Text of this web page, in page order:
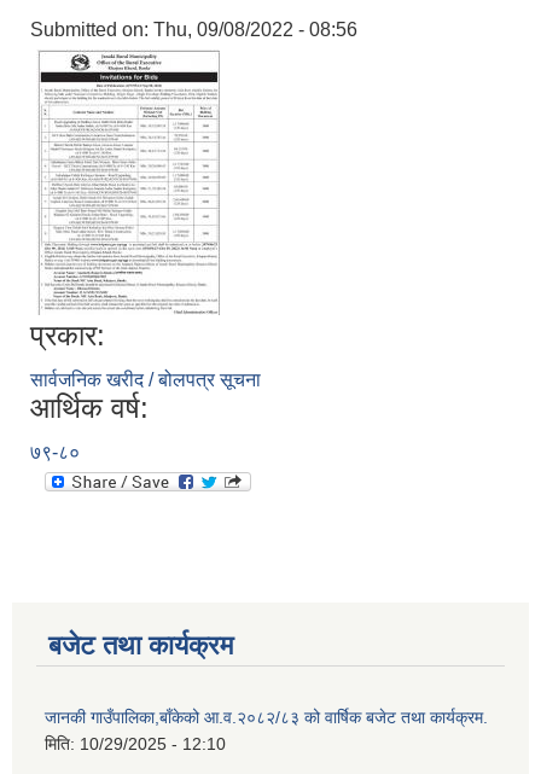
Submitted on: Thu, 09/08/2022 - 08:56
प्रकार:
सार्वजनिक खरीद / बोलपत्र सूचना
आर्थिक वर्ष:
७९-८०
बजेट तथा कार्यक्रम
जानकी गाउँपालिका,बाँकेको आ.व.२०८२/८३ को वार्षिक बजेट तथा कार्यक्रम.
मिति: 10/29/2025 - 12:10